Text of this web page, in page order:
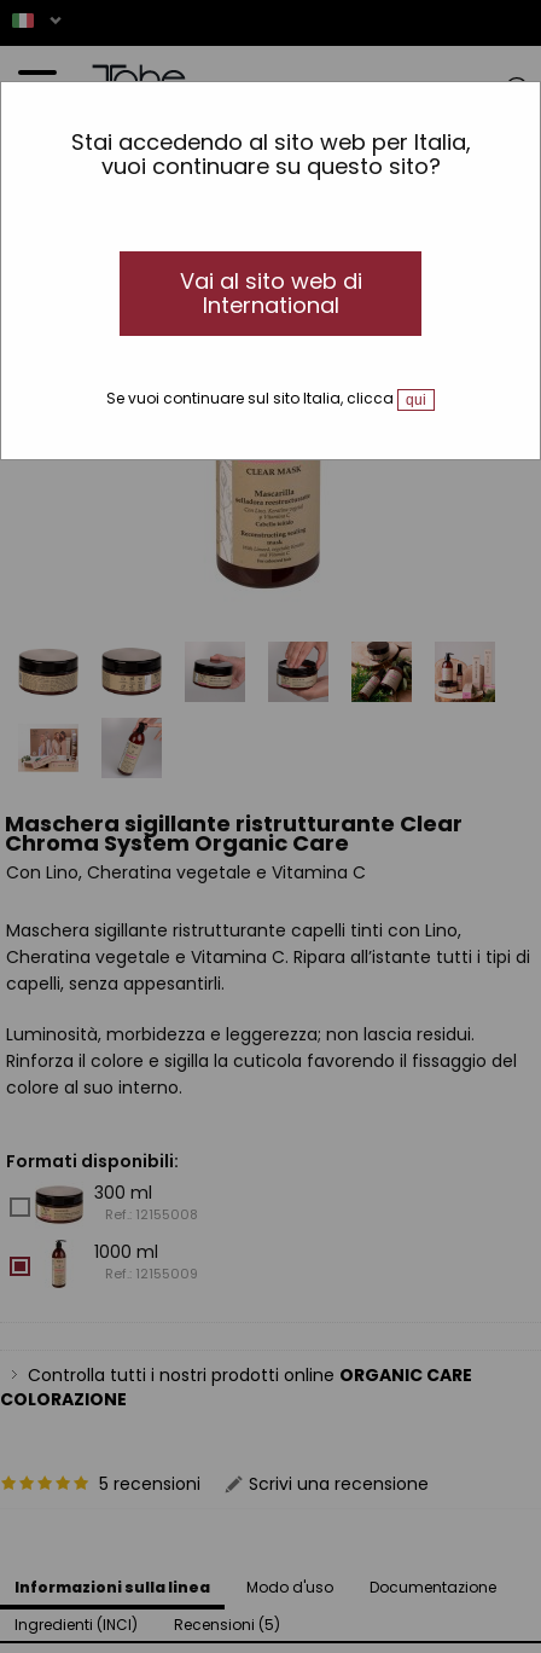
Stai accedendo al sito web per Italia,
vuoi continuare su questo sito?
Vai al sito web di
International
Se vuoi continuare sul sito Italia, clicca qui
Capelli »Tipo di capelli »Capelli Biondo e Bianchi » Maschera sigillante
ristrutturante Clear Chroma System Organic Care
Maschera sigillante ristrutturante Clear
Chroma System Organic Care
Con Lino, Cheratina vegetale e Vitamina C
Maschera sigillante ristrutturante capelli tinti con Lino,
Cheratina vegetale e Vitamina C. Ripara all’istante tutti i tipi di
capelli, senza appesantirli.
Luminosità, morbidezza e leggerezza; non lascia residui.
Rinforza il colore e sigilla la cuticola favorendo il fissaggio del
colore al suo interno.
Formati disponibili:
300 ml
Ref.: 12155008
1000 ml
Ref.: 12155009
Controlla tutti i nostri prodotti online ORGANIC CARE
COLORAZIONE
5 recensioni Scrivi una recensione
Informazioni sulla linea Modo d'uso
Documentazione
Ingredienti (INCI)
Recensioni (5)